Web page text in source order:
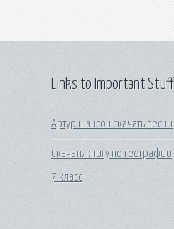
Links to Important Stuff
Артур шансон скачать песни
Скачать книгу по географии
7 класс